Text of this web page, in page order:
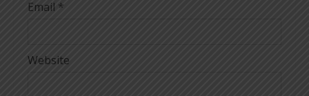
Email *
Website